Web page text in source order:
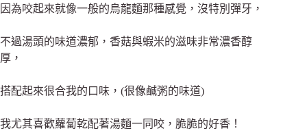
因為咬起來就像一般的烏龍麵那種感覺，沒特別彈牙，
不過湯頭的味道濃郁，香菇與蝦米的滋味非常濃香醇
厚，
搭配起來很合我的口味，(很像鹹粥的味道)
我尤其喜歡蘿蔔乾配著湯麵一同咬，脆脆的好香！